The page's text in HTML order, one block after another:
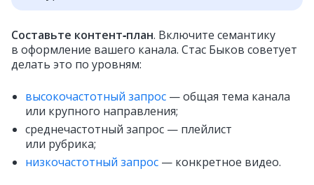
Составьте контент‑план. Включите семантику
в оформление вашего канала. Стас Быков советует
делать это по уровням:
высокочастотный запрос — общая тема канала
или крупного направления;
среднечастотный запрос — плейлист
или рубрика;
низкочастотный запрос — конкретное видео.